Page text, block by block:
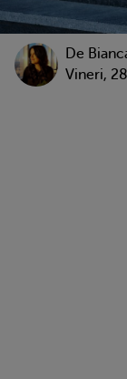
De
Vineri,